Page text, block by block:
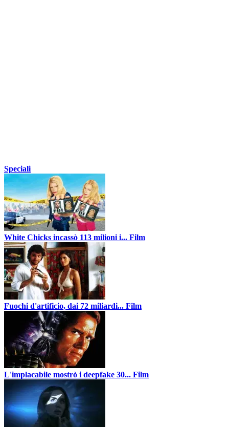
Speciali
White Chicks incassò 113 milioni i... Film
Fuochi d'artificio, dai 72 miliardi... Film
L'implacabile mostrò i deepfake 30... Film